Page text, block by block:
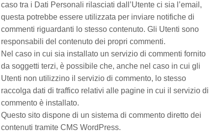
caso tra i Dati Personali rilasciati dall’Utente ci sia l’email,
questa potrebbe essere utilizzata per inviare notifiche di
commenti riguardanti lo stesso contenuto. Gli Utenti sono
responsabili del contenuto dei propri commenti.
Nel caso in cui sia installato un servizio di commenti fornito
da soggetti terzi, è possibile che, anche nel caso in cui gli
Utenti non utilizzino il servizio di commento, lo stesso
raccolga dati di traffico relativi alle pagine in cui il servizio di
commento è installato.
Questo sito dispone di un sistema di commento diretto dei
contenuti tramite CMS WordPress.